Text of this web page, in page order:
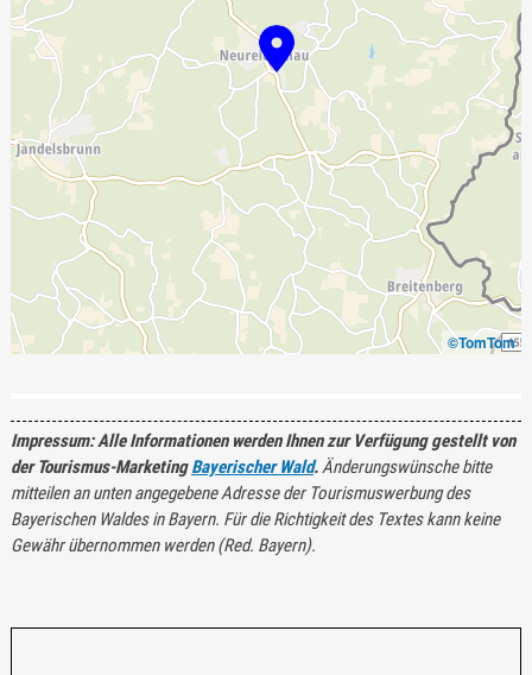
©TomTom
Impressum: Alle Informationen werden Ihnen zur Verfügung gestellt von
der Tourismus-MarketingBayerischer Wald.Änderungswünsche bitte
mitteilen an unten angegebene Adresse der Tourismuswerbung des
Bayerischen Waldes in Bayern. Für die Richtigkeit des Textes kann keine
Gewähr übernommen werden (Red. Bayern).